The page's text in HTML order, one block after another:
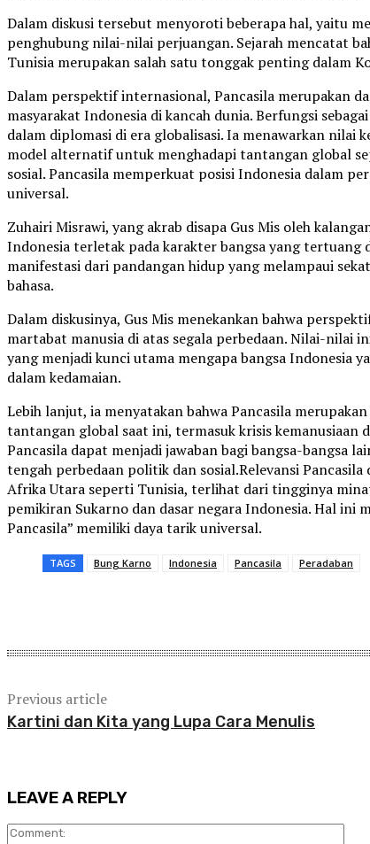
Dalam diskusi tersebut menyoroti beberapa hal, yaitu
penghubung nilai-nilai perjuangan. Sejarah mencatat
Tunisia merupakan salah satu tonggak penting dalam
Dalam perspektif internasional, Pancasila merupakan
masyarakat Indonesia di kancah dunia. Berfungsi
dalam diplomasi di era globalisasi. Ia menawarkan nilai
model alternatif untuk menghadapi tantangan global
sosial. Pancasila memperkuat posisi Indonesia dalam
universal.
Zuhairi Misrawi, yang akrab disapa Gus Mis oleh
Indonesia terletak pada karakter bangsa yang tertuang
manifestasi dari pandangan hidup yang melampaui
bahasa.
Dalam diskusinya, Gus Mis menekankan bahwa
martabat manusia di atas segala perbedaan. Nilai-nilai
yang menjadi kunci utama mengapa bangsa Indonesia
dalam kedamaian.
Lebih lanjut, ia menyatakan bahwa Pancasila
tantangan global saat ini, termasuk krisis kemanusiaan
Pancasila dapat menjadi jawaban bagi bangsa-bangsa
tengah perbedaan politik dan sosial.Relevansi
Afrika Utara seperti Tunisia, terlihat dari tingginya
pemikiran Sukarno dan dasar negara Indonesia. Hal ini
Pancasila” memiliki daya tarik universal.
TAGS Bung Karno Indonesia Pancasila Peradaban
Previous article
Kartini dan Kita yang Lupa Cara Menulis
LEAVE A REPLY